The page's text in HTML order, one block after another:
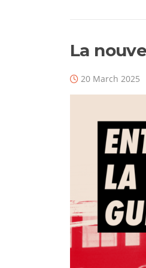
La
20 March 2025